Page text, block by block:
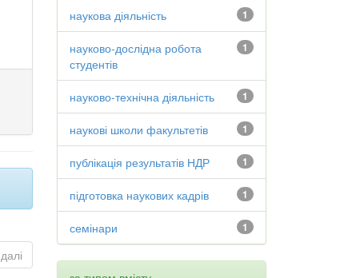
далі
1
наукова діяльність
1
науково-дослідна робота
студентів
1
науково-технічна діяльність
1
наукові школи факультетів
1
публікація результатів НДР
1
підготовка наукових кадрів
1
семінари